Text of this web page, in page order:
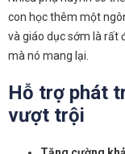
con học thêm một
và giáo dục sớm là rất
mà nó mang lại.
Hỗ trợ phát
vượt trội